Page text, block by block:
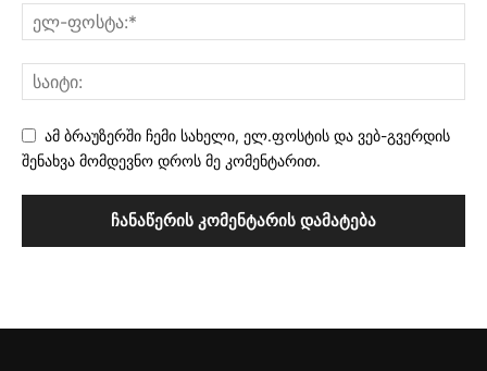
ამ ბრაუზერში ჩემი სახელი, ელ.ფოსტის და ვებ-გვერდის
შენახვა მომდევნო დროს მე კომენტარით.